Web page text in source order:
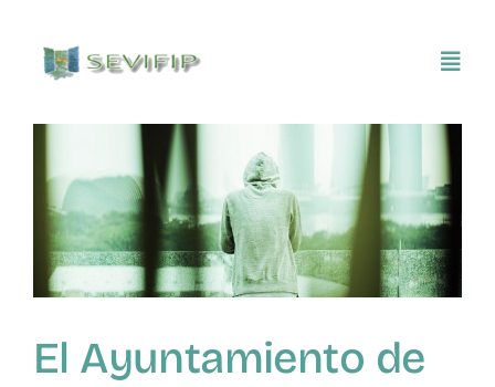
contenido
Asociarse
SEVIFIP CONECTA
El Ayuntamiento de